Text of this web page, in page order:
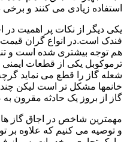
استفاده زیادی می کنند و برخی
یکی دیگر از نکات پر اهمیت در
فندک است.در انواع گران قیمت
هم توجه بیشتری شده است و
ترموکوبل یکی از قطعات
شعله گاز را قطع می نماید
خانمها مشکل تر است لیکن چند
گاز از بروز یک حادثه مقرون
مهمترین شاخص در اجاق گاز ها
و توصیه می کنیم که علاوه بر